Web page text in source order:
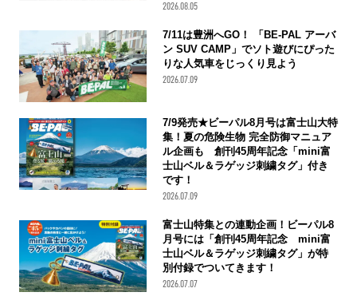
2026.08.05
7/11は豊洲へGO！ 「BE-PAL アーバ
ン SUV CAMP」でソト遊びにぴった
りな人気車をじっくり見よう
2026.07.09
7/9発売★ビーパル8月号は富士山大特
集！夏の危険生物 完全防御マニュア
ル企画も 創刊45周年記念「mini富
士山ベル＆ラゲッジ刺繍タグ」付き
です！
2026.07.09
富士山特集との連動企画！ビーパル8
月号には「創刊45周年記念 mini富
士山ベル＆ラゲッジ刺繍タグ」が特
別付録でついてきます！
2026.07.07